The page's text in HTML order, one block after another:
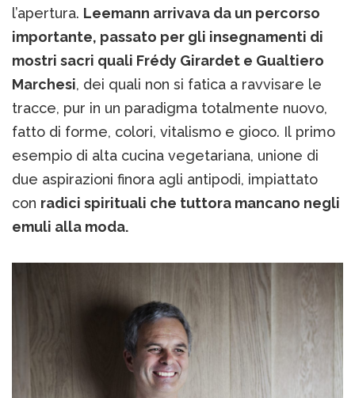
l’apertura. Leemann arrivava da un percorso
importante, passato per gli insegnamenti di
mostri sacri quali Frédy Girardet e Gualtiero
Marchesi, dei quali non si fatica a ravvisare le
tracce, pur in un paradigma totalmente nuovo,
fatto di forme, colori, vitalismo e gioco. Il primo
esempio di alta cucina vegetariana, unione di
due aspirazioni finora agli antipodi, impiattato
con radici spirituali che tuttora mancano negli
emuli alla moda.